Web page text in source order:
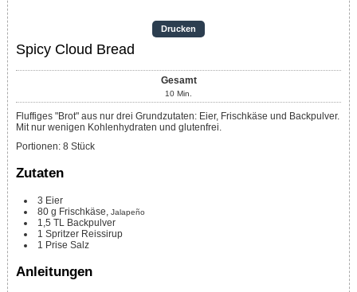
Drucken
Spicy Cloud Bread
Gesamt
10 Min.
Fluffiges "Brot" aus nur drei Grundzutaten: Eier, Frischkäse und Backpulver.
Mit nur wenigen Kohlenhydraten und glutenfrei.
Portionen: 8 Stück
Zutaten
3 Eier
80 g Frischkäse, Jalapeño
1,5 TL Backpulver
1 Spritzer Reissirup
1 Prise Salz
Anleitungen